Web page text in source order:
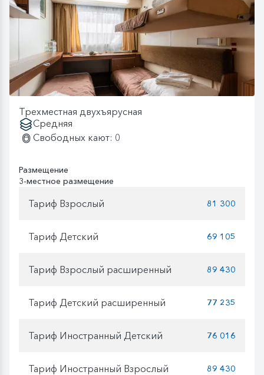
Трехместная двухъярусная
Средняя
Свободных кают: 0
Размещение
3-местное размещение
Тариф Взрослый 81 300
Тариф Детский 69 105
Тариф Взрослый расширенный 89 430
Тариф Детский расширенный 77 235
Тариф Иностранный Детский 76 016
Тариф Иностранный Взрослый 89 430